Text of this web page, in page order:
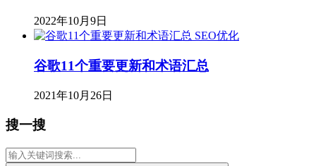
2022年10月9日
SEO优化
谷歌11个重要更新和术语汇总
2021年10月26日
搜一搜